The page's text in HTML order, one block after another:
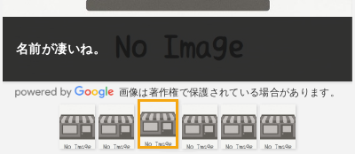
名前が凄いね。
画像は著作権で保護されている場合があります。